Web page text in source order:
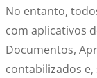
No entanto,
com aplicativos
Documentos,
contabilizados